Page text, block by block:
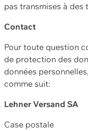
pas transmises à des
Contact
Pour toute question
de protection des
données
comme suit:
Lehner Versand SA
Case postale